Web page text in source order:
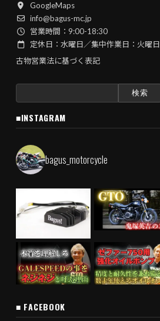
GoogleMaps
info@bagus-mc.jp
営業時間：9:00-18:30
定休日：水曜日／集中作業日：火曜日
古物営業法に基づく表記
■INSTAGRAM
bagus_motorcycle
■ FACEBOOK